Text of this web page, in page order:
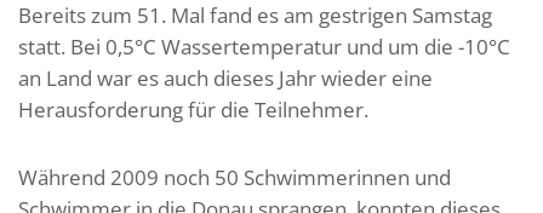
Bereits zum 51. Mal fand es am gestrigen Samstag
statt. Bei 0,5°C Wassertemperatur und um die -10°C
an Land war es auch dieses Jahr wieder eine
Herausforderung für die Teilnehmer.
Während 2009 noch 50 Schwimmerinnen und